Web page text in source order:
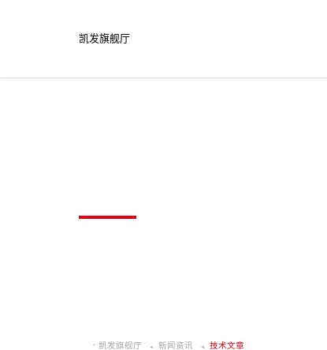
凯发旗舰厅
凯发旗舰厅 新闻资讯 技术文章